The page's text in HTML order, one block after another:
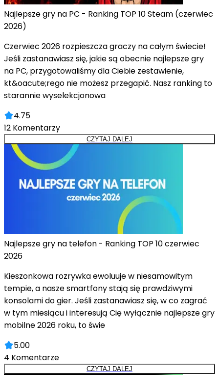
Najlepsze gry na PC - Ranking TOP 10 Steam (czerwiec
2026)
Czerwiec 2026 rozpieszcza graczy na całym świecie!
Jeśli zastanawiasz się, jakie są obecnie najlepsze gry
na PC, przygotowaliśmy dla Ciebie zestawienie,
kt&oacute;rego nie możesz przegapić. Nasz ranking to
starannie wyselekcjonowa
4.75
12 Komentarzy
CZYTAJ DALEJ
Najlepsze gry na telefon - Ranking TOP 10 czerwiec
2026
Kieszonkowa rozrywka ewoluuje w niesamowitym
tempie, a nasze smartfony stają się prawdziwymi
konsolami do gier. Jeśli zastanawiasz się, w co zagrać
w tym miesiącu i interesują Cię wyłącznie najlepsze gry
mobilne 2026 roku, to świe
5.00
4 Komentarze
CZYTAJ DALEJ